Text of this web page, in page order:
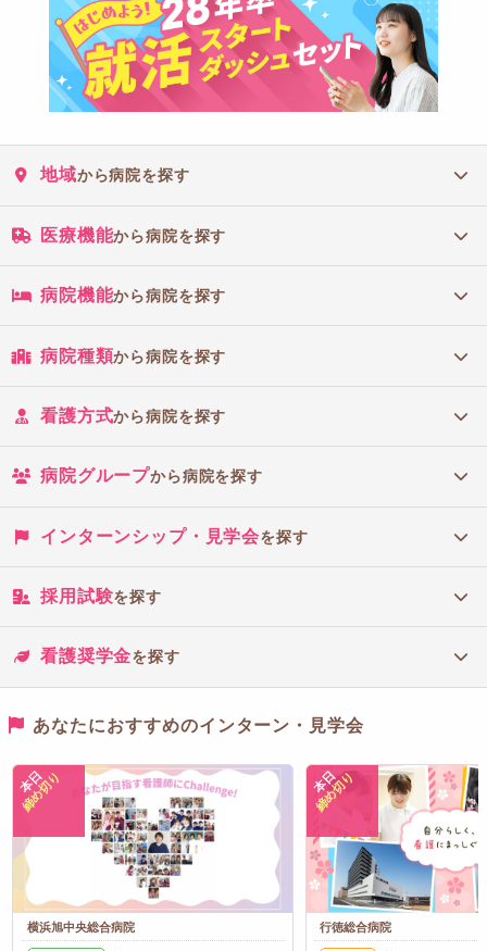
地域から病院を探す
医療機能から病院を探す
病院機能から病院を探す
病院種類から病院を探す
看護方式から病院を探す
病院グループから病院を探す
インターンシップ・見学会を探す
採用試験を探す
看護奨学金を探す
あなたにおすすめのインターン・見学会
本日
締め切り
横浜旭中央総合病院
本日
締め切り
行徳総合病院